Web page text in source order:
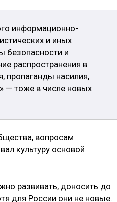
информационно-
и иных
безопасности и
распространения в
пропаганды насилия,
— тоже в числе новых
вопросам
культуру основой
развивать, доносить до
для России они не новые.